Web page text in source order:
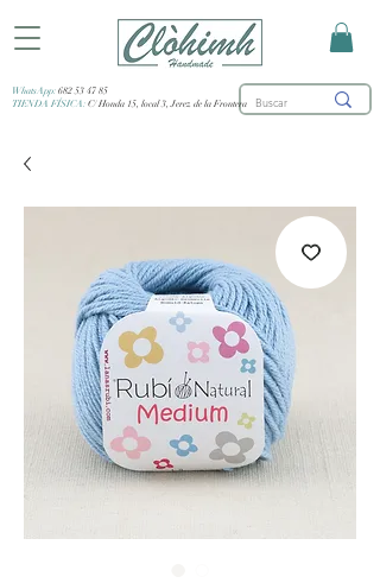
WhatsApp: 682 53 47 85
TIENDA FÍSICA: C/ Honda 15, local 3, Jerez de la Frontera